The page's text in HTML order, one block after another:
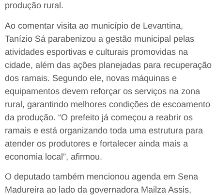
produção rural.
Ao comentar visita ao município de Levantina,
Tanízio Sá parabenizou a gestão municipal pelas
atividades esportivas e culturais promovidas na
cidade, além das ações planejadas para recuperação
dos ramais. Segundo ele, novas máquinas e
equipamentos devem reforçar os serviços na zona
rural, garantindo melhores condições de escoamento
da produção. “O prefeito já começou a reabrir os
ramais e está organizando toda uma estrutura para
atender os produtores e fortalecer ainda mais a
economia local”, afirmou.
O deputado também mencionou agenda em Sena
Madureira ao lado da governadora Mailza Assis,